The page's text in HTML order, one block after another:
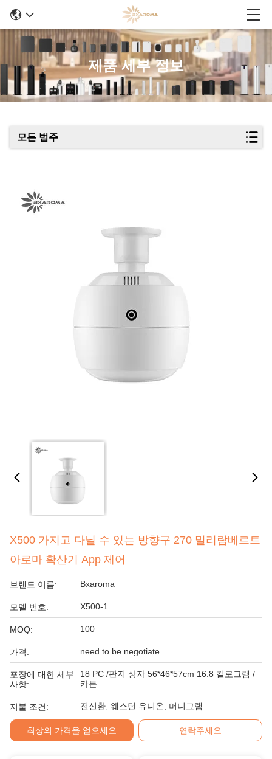
제품 세부 정보
모든 범주
X500 가지고 다닐 수 있는 방향구 270 밀리람베르트
아로마 확산기 App 제어
브랜드 이름: Bxaroma
모델 번호: X500-1
MOQ: 100
가격: need to be negotiate
포장에 대한 세부
사항:
18 PC /판지 상자 56*46*57cm 16.8 킬로그램 /
카튼
지불 조건: 전신환, 웨스턴 유니온, 머니그램
최상의 가격을 얻으세요 연락주세요